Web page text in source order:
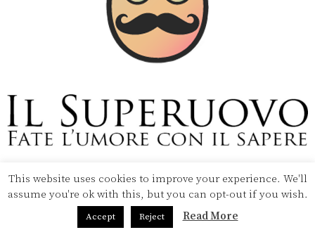
Copyright © 2020 Il Superuovo — Powered by Pipool
SRL
This website uses cookies to improve your experience. We'll
assume you're ok with this, but you can opt-out if you wish.
Accept Reject Read More